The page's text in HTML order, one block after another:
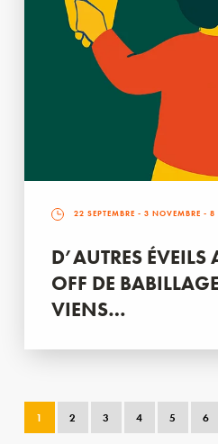
22 SEPTEMBRE - 3 NOVEMBRE - 8
D’AUTRES
OFF DE
VIENS…
1 2 3 4 5 6